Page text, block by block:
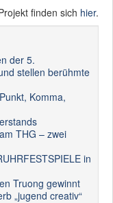
finden sich hier.
der 5.
stellen berühmte
Komma,
THG – zwei
in
Truong gewinnt
„jugend creativ“